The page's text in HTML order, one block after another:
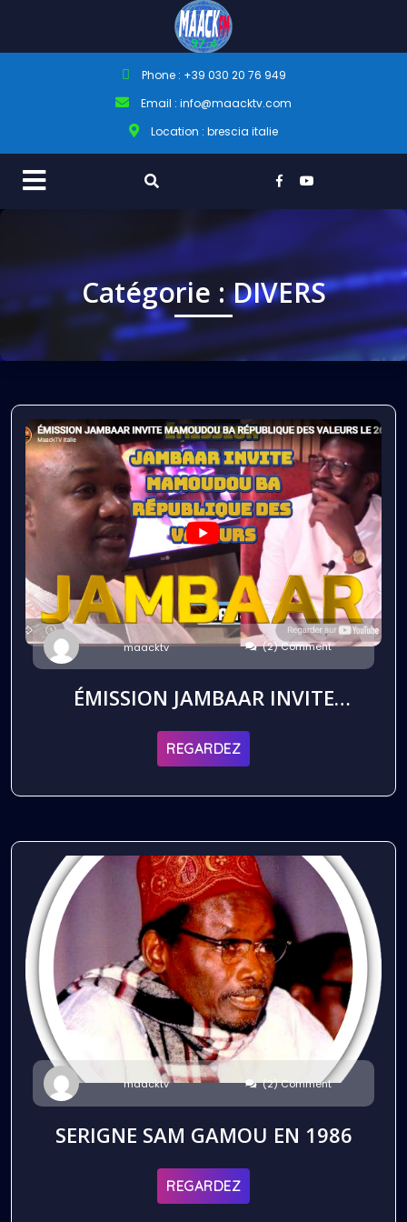
Phone : +39 030 20 76 949
Email : info@maacktv.com
Location : brescia italie
Catégorie :DIVERS
maacktv (2) Comment
ÉMISSION JAMBAAR INVITE
MAMOUDOU BA RÉPUBLIQUE
DES VALEURS LE 26 09 2025
REGARDEZ
maacktv (2) Comment
SERIGNE SAM GAMOU EN 1986
REGARDEZ